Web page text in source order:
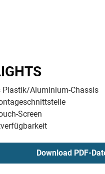
(VESA-Mounting) / Multitouch-
Plastik/Aluminium-Chassis
Screen
Download PDF-